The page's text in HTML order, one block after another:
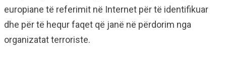
europiane të referimit në Internet për të identifikuar
dhe për të hequr faqet që janë në përdorim nga
organizatat terroriste.